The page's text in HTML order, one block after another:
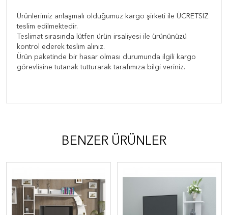
Ürünlerimiz anlaşmalı olduğumuz kargo şirketi ile ÜCRETSİZ
teslim edilmektedir.
Teslimat sırasında lütfen ürün irsaliyesi ile ürününüzü
kontrol ederek teslim alınız.
Ürün paketinde bir hasar olması durumunda ilgili kargo
görevlisine tutanak tutturarak tarafımıza bilgi veriniz.
BENZER ÜRÜNLER